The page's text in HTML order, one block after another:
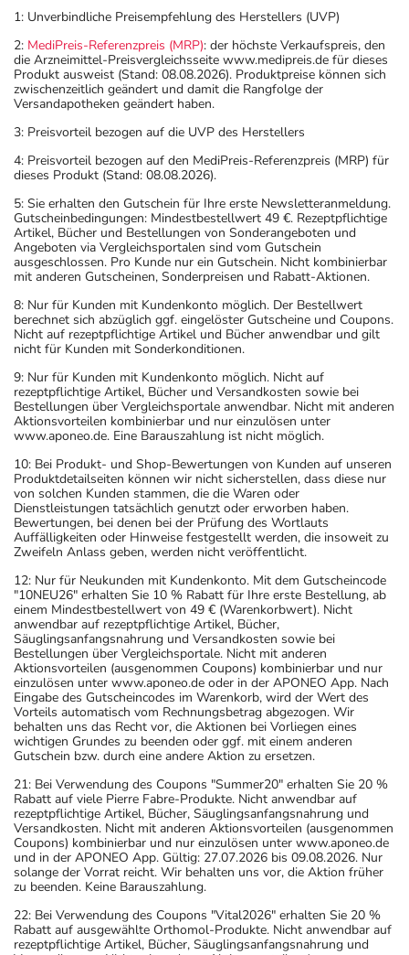
1: Unverbindliche Preisempfehlung des Herstellers (UVP)
2: MediPreis-Referenzpreis (MRP): der höchste Verkaufspreis, den
die Arzneimittel-Preisvergleichsseite www.medipreis.de für dieses
Produkt ausweist (Stand: 08.08.2026). Produktpreise können sich
zwischenzeitlich geändert und damit die Rangfolge der
Versandapotheken geändert haben.
3: Preisvorteil bezogen auf die UVP des Herstellers
4: Preisvorteil bezogen auf den MediPreis-Referenzpreis (MRP) für
dieses Produkt (Stand: 08.08.2026).
5: Sie erhalten den Gutschein für Ihre erste Newsletteranmeldung.
Gutscheinbedingungen: Mindestbestellwert 49 €. Rezeptpflichtige
Artikel, Bücher und Bestellungen von Sonderangeboten und
Angeboten via Vergleichsportalen sind vom Gutschein
ausgeschlossen. Pro Kunde nur ein Gutschein. Nicht kombinierbar
mit anderen Gutscheinen, Sonderpreisen und Rabatt-Aktionen.
8: Nur für Kunden mit Kundenkonto möglich. Der Bestellwert
berechnet sich abzüglich ggf. eingelöster Gutscheine und Coupons.
Nicht auf rezeptpflichtige Artikel und Bücher anwendbar und gilt
nicht für Kunden mit Sonderkonditionen.
9: Nur für Kunden mit Kundenkonto möglich. Nicht auf
rezeptpflichtige Artikel, Bücher und Versandkosten sowie bei
Bestellungen über Vergleichsportale anwendbar. Nicht mit anderen
Aktionsvorteilen kombinierbar und nur einzulösen unter
www.aponeo.de. Eine Barauszahlung ist nicht möglich.
10: Bei Produkt- und Shop-Bewertungen von Kunden auf unseren
Produktdetailseiten können wir nicht sicherstellen, dass diese nur
von solchen Kunden stammen, die die Waren oder
Dienstleistungen tatsächlich genutzt oder erworben haben.
Bewertungen, bei denen bei der Prüfung des Wortlauts
Auffälligkeiten oder Hinweise festgestellt werden, die insoweit zu
Zweifeln Anlass geben, werden nicht veröffentlicht.
12: Nur für Neukunden mit Kundenkonto. Mit dem Gutscheincode
"10NEU26" erhalten Sie 10 % Rabatt für Ihre erste Bestellung, ab
einem Mindestbestellwert von 49 € (Warenkorbwert). Nicht
anwendbar auf rezeptpflichtige Artikel, Bücher,
Säuglingsanfangsnahrung und Versandkosten sowie bei
Bestellungen über Vergleichsportale. Nicht mit anderen
Aktionsvorteilen (ausgenommen Coupons) kombinierbar und nur
einzulösen unter www.aponeo.de oder in der APONEO App. Nach
Eingabe des Gutscheincodes im Warenkorb, wird der Wert des
Vorteils automatisch vom Rechnungsbetrag abgezogen. Wir
behalten uns das Recht vor, die Aktionen bei Vorliegen eines
wichtigen Grundes zu beenden oder ggf. mit einem anderen
Gutschein bzw. durch eine andere Aktion zu ersetzen.
21: Bei Verwendung des Coupons "Summer20" erhalten Sie 20 %
Rabatt auf viele Pierre Fabre-Produkte. Nicht anwendbar auf
rezeptpflichtige Artikel, Bücher, Säuglingsanfangsnahrung und
Versandkosten. Nicht mit anderen Aktionsvorteilen (ausgenommen
Coupons) kombinierbar und nur einzulösen unter www.aponeo.de
und in der APONEO App. Gültig: 27.07.2026 bis 09.08.2026. Nur
solange der Vorrat reicht. Wir behalten uns vor, die Aktion früher
zu beenden. Keine Barauszahlung.
22: Bei Verwendung des Coupons "Vital2026" erhalten Sie 20 %
Rabatt auf ausgewählte Orthomol-Produkte. Nicht anwendbar auf
rezeptpflichtige Artikel, Bücher, Säuglingsanfangsnahrung und